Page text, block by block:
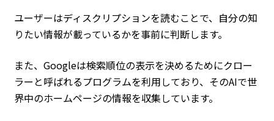
ユーザーはディスクリプションを読むことで、自分の知
りたい情報が載っているかを事前に判断します。
また、Googleは検索順位の表示を決めるためにクロー
ラーと呼ばれるプログラムを利用しており、そのAIで世
界中のホームページの情報を収集しています。